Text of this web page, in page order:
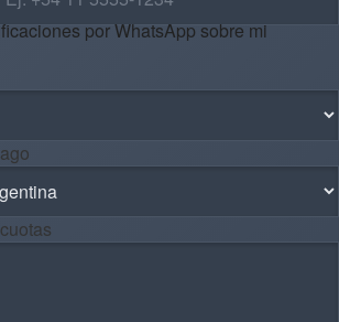
por WhatsApp sobre mi